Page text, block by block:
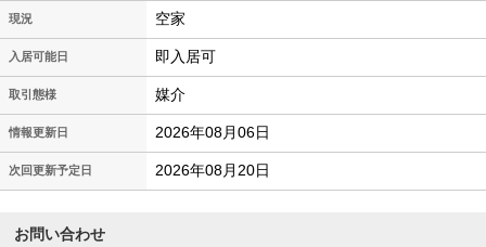
現況 空家
入居可能日 即入居可
取引態様 媒介
情報更新日 2026年08月06日
次回更新予定日 2026年08月20日
お問い合わせ